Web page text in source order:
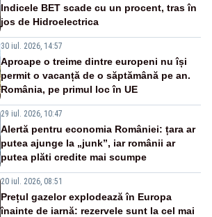
Indicele BET scade cu un procent, tras în
jos de Hidroelectrica
30 iul. 2026, 14:57
Aproape o treime dintre europeni nu își
permit o vacanță de o săptămână pe an.
România, pe primul loc în UE
29 iul. 2026, 10:47
Alertă pentru economia României: țara ar
putea ajunge la „junk”, iar românii ar
putea plăti credite mai scumpe
20 iul. 2026, 08:51
Prețul gazelor explodează în Europa
înainte de iarnă: rezervele sunt la cel mai